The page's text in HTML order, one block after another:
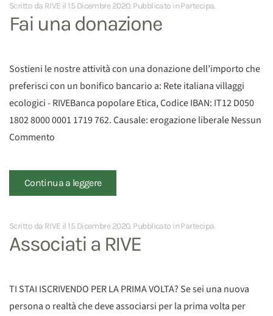
Scritto da RIVE il 15 Dicembre 2020. Pubblicato inPartecipa.
Fai una donazione
Sostieni le nostre attività con una donazione dell’importo che
preferisci con un bonifico bancario a: Rete italiana villaggi
ecologici - RIVEBanca popolare Etica, Codice IBAN: IT12 D050
1802 8000 0001 1719 762. Causale: erogazione liberale Nessun
Commento
Continua a leggere
Scritto da RIVE il 15 Dicembre 2020. Pubblicato inPartecipa.
Associati a RIVE
TI STAI ISCRIVENDO PER LA PRIMA VOLTA? Se sei una nuova
persona o realtà che deve associarsi per la prima volta per